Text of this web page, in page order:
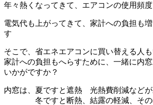
年々熱くなってきて、 エアコンの使用頻
電気代も上がってきて、家計への負担も
す
そこで、省エネエアコンに買い替える人
家計への負担もへらすために、一緒に内
いかがですか？
内窓は、夏ですと遮熱 光熱費削減などが
冬ですと断熱、結露の軽減、その